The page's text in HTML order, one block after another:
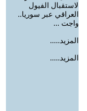
لاستقبال الفيول
العراقي عبر سوريا..
واجت ...
المزيد.....
المزيد.....